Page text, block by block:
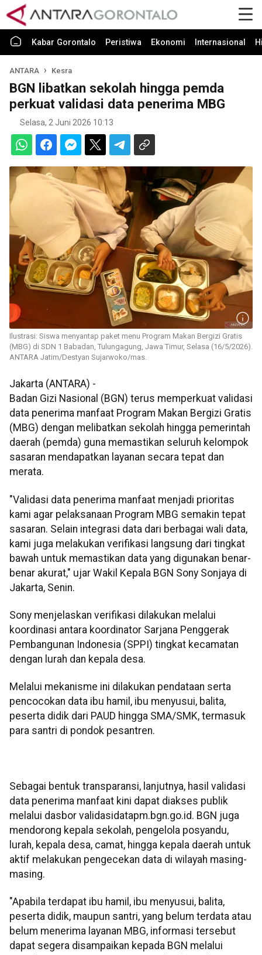
Kabar Gorontalo Peristiwa Ekonomi Internasional
ANTARA Kesra
BGN libatkan sekolah hingga pemda
perkuat validasi data penerima MBG
Selasa, 2 Juni 2026 10:13
Ilustrasi: Siswa menyantap paket menu Program Makan Bergizi Gratis
(MBG) di SDN 1 Babadan, Tulungagung, Jawa Timur, Selasa (16/5/2026).
ANTARA Jatim/Destyan Sujarwoko/mas.
Jakarta (ANTARA) -
Badan Gizi Nasional (BGN) terus memperkuat validasi
data penerima manfaat Program Makan Bergizi Gratis
(MBG) dengan melibatkan sekolah hingga pemerintah
daerah (pemda) guna memastikan seluruh kelompok
sasaran mendapatkan layanan secara tepat dan
merata.
"Validasi data penerima manfaat menjadi prioritas
kami agar pelaksanaan Program MBG semakin tepat
sasaran. Selain integrasi data dari berbagai wali data,
kami juga melakukan verifikasi langsung dari tingkat
bawah untuk memastikan data yang digunakan benar-
benar akurat," ujar Wakil Kepala BGN Sony Sonjaya di
Jakarta, Senin.
Sony menjelaskan verifikasi dilakukan melalui
koordinasi antara koordinator Sarjana Penggerak
Pembangunan Indonesia (SPPI) tingkat kecamatan
dengan lurah dan kepala desa.
Melalui mekanisme ini dilakukan pendataan serta
pencocokan data ibu hamil, ibu menyusui, balita,
peserta didik dari PAUD hingga SMA/SMK, termasuk
para santri di pondok pesantren.
Sebagai bentuk transparansi, lanjutnya, hasil validasi
data penerima manfaat kini dapat diakses publik
melalui dasbor validasidatapm.bgn.go.id. BGN juga
mendorong kepala sekolah, pengelola posyandu,
lurah, kepala desa, camat, hingga kepala daerah untuk
aktif melakukan pengecekan data di wilayah masing-
masing.
"Apabila terdapat ibu hamil, ibu menyusui, balita,
peserta didik, maupun santri, yang belum terdata atau
belum menerima layanan MBG, informasi tersebut
dapat segera disampaikan kepada BGN melalui